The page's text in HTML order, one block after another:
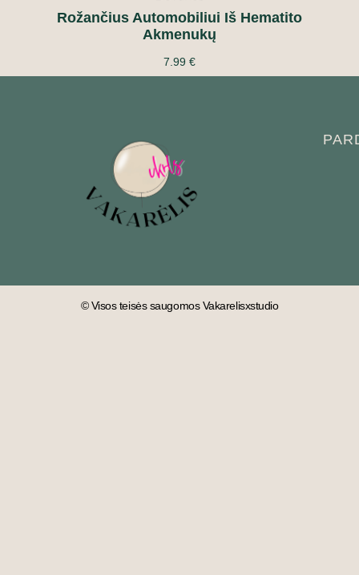
Rožančius Automobiliui Iš Hematito
Akmenukų
7.99 €
© Visos teisės saugomos Vakarelisxstudio